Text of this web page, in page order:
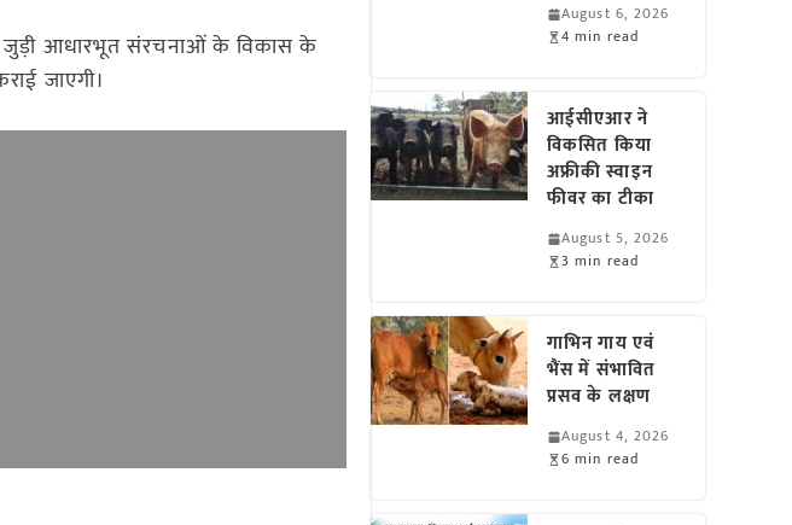
जुड़ी आधारभूत संरचनाओं के विकास के
जाएगी।
August 6, 2026
4 min read
आईसीएआर ने
विकसित किया
अफ्रीकी स्वाइन
फीवर का टीका
August 5, 2026
3 min read
गाभिन गाय एवं
भैंस में संभावित
प्रसव के लक्षण
August 4, 2026
6 min read